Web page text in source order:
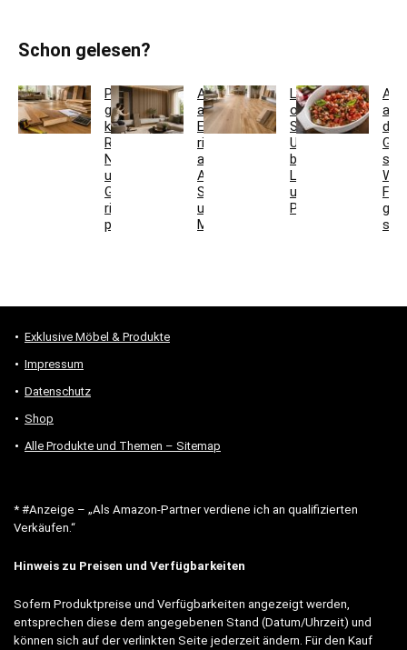
Schon gelesen?
Parkett
günstig
kaufen:
Restposten,
Nutzschicht
und
Gesamtkosten
richtig
prüfen
Akustikpaneele
aus
Eiche
richtig
auswählen:
Aufbau,
Schallwirkung
und
Montage
Landhausdiele
oder
Schiffsboden:
Unterschiede
bei
Laminat
und
Parkett
auf
den
Grill
sind
Exklusive Möbel & Produkte
Impressum
Datenschutz
Shop
Alle Produkte und Themen – Sitemap
* #Anzeige – „Als Amazon-Partner verdiene ich an qualifizierten
Verkäufen.“
Hinweis zu Preisen und Verfügbarkeiten
Sofern Produktpreise und Verfügbarkeiten angezeigt werden,
entsprechen diese dem angegebenen Stand (Datum/Uhrzeit) und
können sich auf der verlinkten Seite jederzeit ändern. Für den Kauf